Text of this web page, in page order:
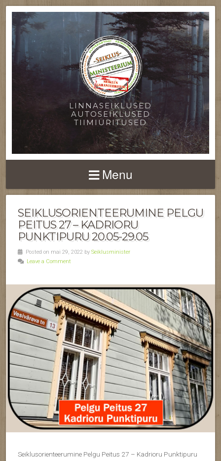
LINNASEIKLUSED
AUTOSEIKLUSED
TIIMIÜRITUSED
Menu
SEIKLUSORIENTEERUMINE PELGU
PEITUS 27 – KADRIORU
PUNKTIPURU 20.05-29.05
Posted on mai 29, 2022 by Seiklusminister
Leave a Comment
Seiklusorienteerumine Pelgu Peitus 27 – Kadrioru Punktipuru